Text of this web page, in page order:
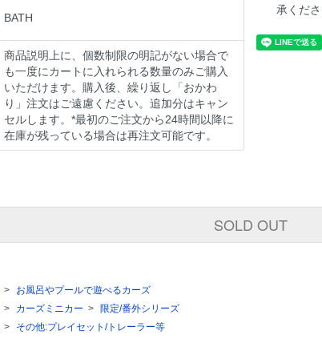
BATH
商品説明上に、個数制限の明記がない場合で
も一度にカートに入れられる数量のみご購入
いただけます。購入後、繰り返し「おかわ
り」注文はご遠慮ください。追加分はキャン
セルします。*最初のご注文から24時間以降に
在庫が残っている場合は再注文可能です。
承くだ
SOLD OUT
>
お風呂やプールで遊べるカーズ
> カーズミニカー >
限定/番外シリーズ
> その他:プレイセット/トレーラー等